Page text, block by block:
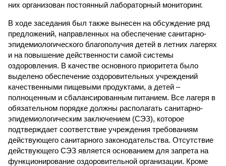
них организован постоянный лабораторный мониторинг.
В ходе заседания был также вынесен на обсуждение ряд
предложений, направленных на обеспечение санитарно-
эпидемиологического благополучия детей в летних лагерях
и на повышение действенности самой системы
оздоровления. В качестве основного приоритета было
выделено обеспечение оздоровительных учреждений
качественными пищевыми продуктами, а детей –
полноценным и сбалансированным питанием. Все лагеря в
обязательном порядке должны располагать санитарно-
эпидемиологическим заключением (СЭЗ), которое
подтверждает соответствие учреждения требованиям
действующего санитарного законодательства. Отсутствие
действующего СЭЗ является основанием для запрета на
функционирование оздоровительной организации. Кроме